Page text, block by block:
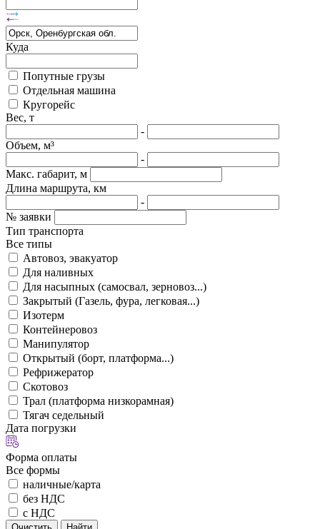
Куда
Попутные грузы
Отдельная машина
Кругорейс
Вес, т
-
Объем, м³
-
Макс. габарит, м
Длина маршрута, км
-
№ заявки
Тип транспорта
Все типы
Автовоз, эвакуатор
Для наливных
Для насыпных (самосвал, зерновоз...)
Закрытый (Газель, фура, легковая...)
Изотерм
Контейнеровоз
Манипулятор
Открытый (борт, платформа...)
Рефрижератор
Скотовоз
Трал (платформа низкорамная)
Тягач седельный
Дата погрузки
Форма оплаты
Все формы
наличные/карта
без НДС
с НДС